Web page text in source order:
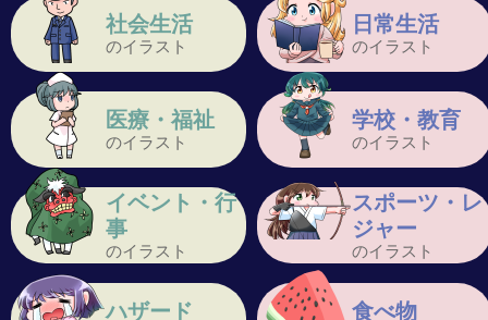
社会生活
のイラスト
日常生活
のイラスト
医療・福祉
のイラスト
学校・教育
のイラスト
イベント・行
事
のイラスト
スポーツ・レ
ジャー
のイラスト
ハザード 食べ物